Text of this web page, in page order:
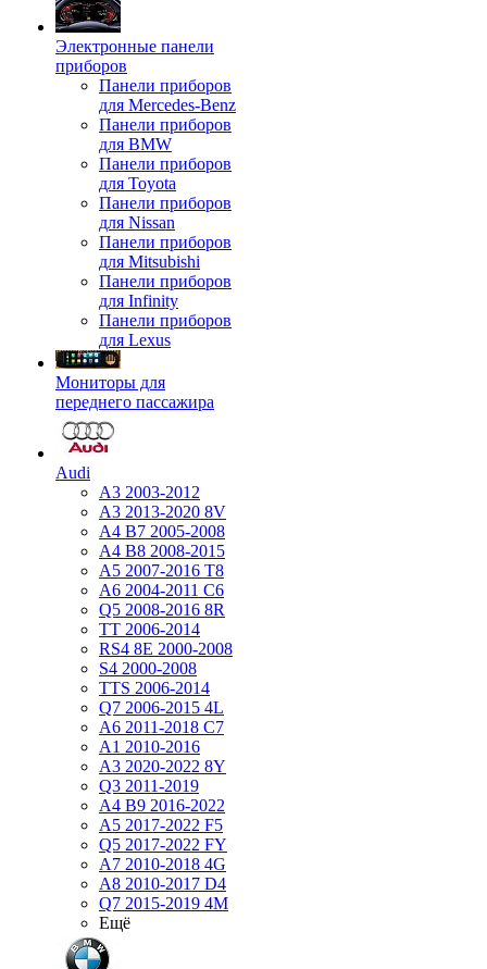
Электронные панели
приборов
Панели приборов
для Mercedes-Benz
Панели приборов
для BMW
Панели приборов
для Toyota
Панели приборов
для Nissan
Панели приборов
для Mitsubishi
Панели приборов
для Infinity
Панели приборов
для Lexus
Мониторы для
переднего пассажира
Audi
A3 2003-2012
A3 2013-2020 8V
A4 B7 2005-2008
A4 B8 2008-2015
A5 2007-2016 T8
A6 2004-2011 C6
Q5 2008-2016 8R
TT 2006-2014
RS4 8E 2000-2008
S4 2000-2008
TTS 2006-2014
Q7 2006-2015 4L
A6 2011-2018 С7
A1 2010-2016
A3 2020-2022 8Y
Q3 2011-2019
A4 B9 2016-2022
A5 2017-2022 F5
Q5 2017-2022 FY
A7 2010-2018 4G
A8 2010-2017 D4
Q7 2015-2019 4M
Ещё